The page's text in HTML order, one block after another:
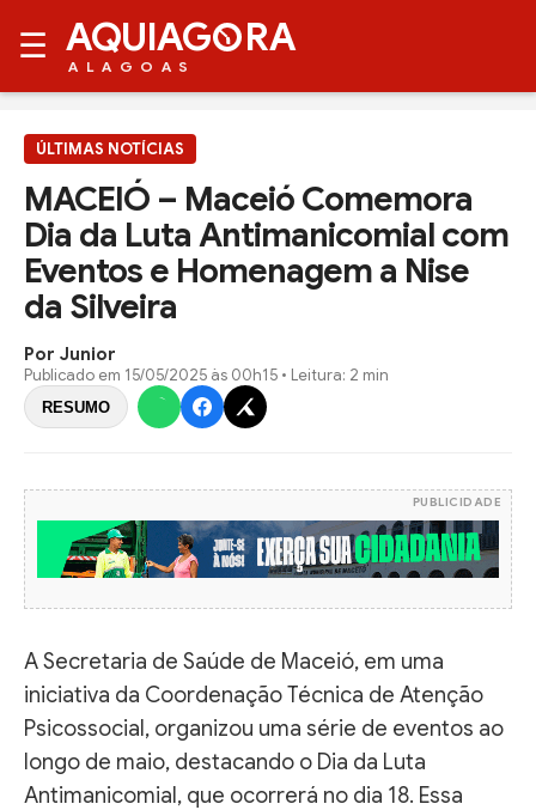
☰ AQUIAG RA
ALAGOAS
ÚLTIMAS NOTÍCIAS
MACEIÓ – Maceió Comemora
Dia da Luta Antimanicomial com
Eventos e Homenagem a Nise
da Silveira
Por Junior
Publicado em 15/05/2025 às 00h15 • Leitura: 2 min
RESUMO
PUBLICIDADE
A Secretaria de Saúde de Maceió, em uma
iniciativa da Coordenação Técnica de Atenção
Psicossocial, organizou uma série de eventos ao
longo de maio, destacando o Dia da Luta
Antimanicomial, que ocorrerá no dia 18. Essa